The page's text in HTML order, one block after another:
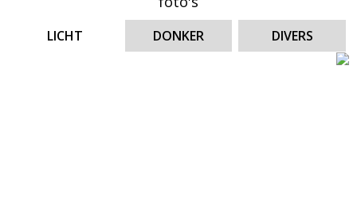
Deze bijzondere tegelcollectie in het echt bekijken?
Vind hier een dealer bij jou in de buurt!
LICHT DONKER DIVERS